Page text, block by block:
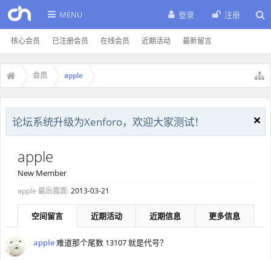
MENU
核心会员 已注册会员 在线会员 近期活动 最新留言
登录 注册
会员 apple
论坛系统升级为Xenforo，欢迎大家测试！
apple
New Member
apple 最后露面: 2013-03-21
空间留言 近期活动 近期信息 更多信息
apple难道那个尾数 13107 就是代号？